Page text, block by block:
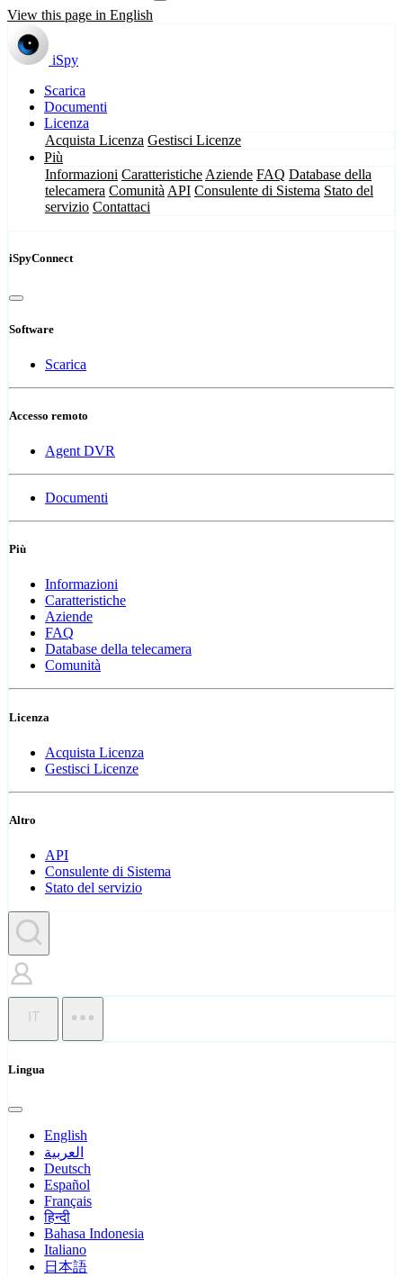
View this page in English
iSpy
Scarica
Documenti
Licenza
Acquista Licenza Gestisci Licenze
Più
Informazioni Caratteristiche Aziende FAQ Database della
telecamera Comunità API Consulente di Sistema Stato del
servizio Contattaci
iSpyConnect
Software
Scarica
Accesso remoto
Agent DVR
Documenti
Più
Informazioni
Caratteristiche
Aziende
FAQ
Database della telecamera
Comunità
Licenza
Acquista Licenza
Gestisci Licenze
Altro
API
Consulente di Sistema
Stato del servizio
IT
Lingua
English
العربية
Deutsch
Español
Français
हिन्दी
Bahasa Indonesia
Italiano
日本語